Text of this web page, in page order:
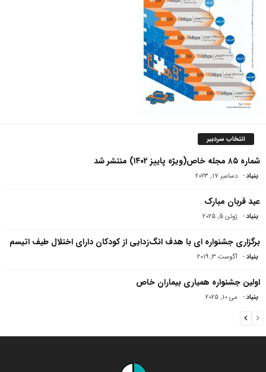
انتخاب سردبیر
شماره ۸۵ مجله خاص(ویژه پاییز ۱۴۰۲) منتشر شد
بنیاد- دسامبر 17, 2023
عید قربان مبارک
بنیاد- ژوئن 5, 2025
برگزاری جشنواره ای با هدف انگ‌زدایی از کودکان دارای اختلال طیف اتیسم
بنیاد- آگوست 3, 2019
اولین جشنواره همیاری بیماران خاص
بنیاد- می 10, 2025